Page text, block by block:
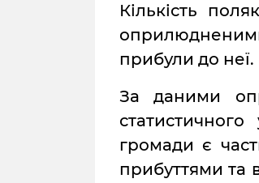
Кількість
прибули до неї.
За даними
громади є
прибуттями та